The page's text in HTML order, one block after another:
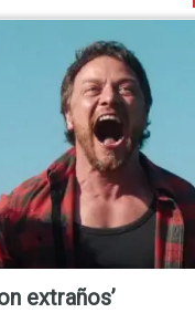
extraños’